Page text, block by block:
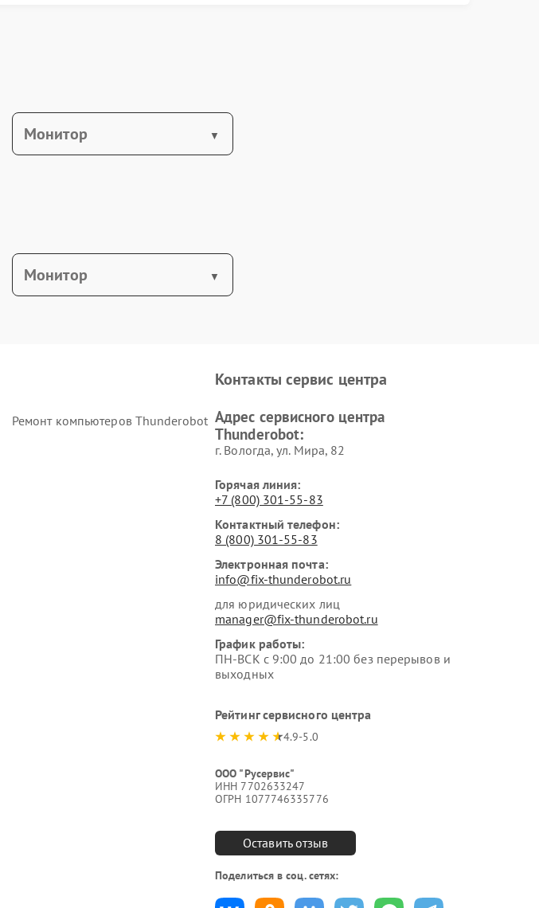
Монитор
Монитор
Ремонт компьютеров Thunderobot
Контакты сервис центра
Адрес сервисного центра
Thunderobot:
г. Вологда, ул. Мира, 82
Горячая линия:
+7 (800) 301-55-83
Контактный телефон:
8 (800) 301-55-83
Электронная почта:
info@fix-thunderobot.ru
для юридических лиц
manager@fix-thunderobot.ru
График работы:
ПН-ВСК с 9:00 до 21:00 без перерывов и
выходных
Рейтинг сервисного центра
4.9-5.0
ООО "Русервис"
ИНН 7702633247
ОГРН 1077746335776
Оставить отзыв
Поделиться в соц. сетях: